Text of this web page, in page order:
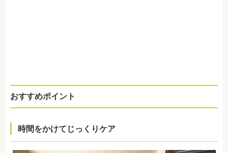
おすすめポイント
時間をかけてじっくりケア